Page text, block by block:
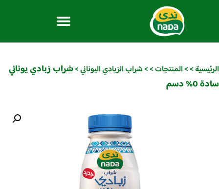
الرئيسية>
>المنتجات>
>شراب الزبادي اليوناني>شراب زبادي يوناني
سادة 0% دسم